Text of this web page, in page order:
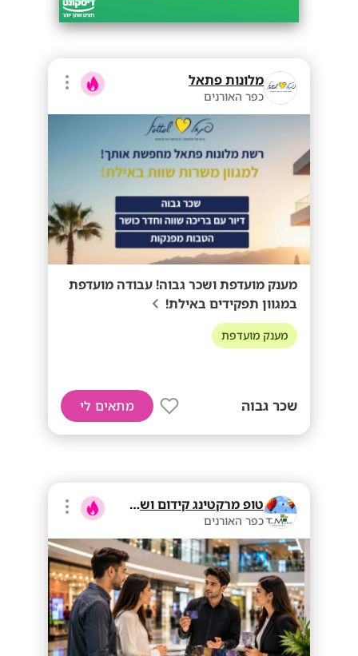
מלונות פתאל
כפר האורנים
מענק מועדפת ושכר גבוה! עבודה מועדפת
במגוון תפקידים באילת!
מענק מועדפת
שכר גבוה מתאים לי
טופ מרקטינג קידום ושיווק בע"מ
כפר האורנים